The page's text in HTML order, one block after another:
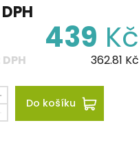
439 Kč
362.81 Kč
Do košíku